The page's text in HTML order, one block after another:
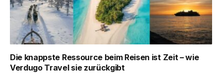
Die knappste Ressource beim Reisen ist Zeit – wie
Verdugo Travel sie zurückgibt